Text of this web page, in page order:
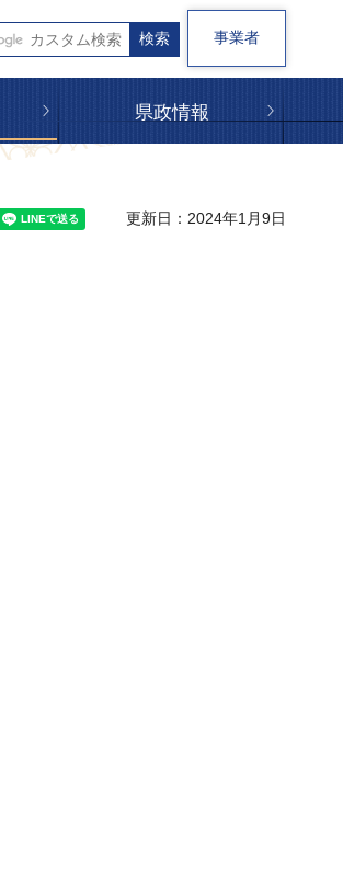
事業者
県政情報
更新日：2024年1月9日